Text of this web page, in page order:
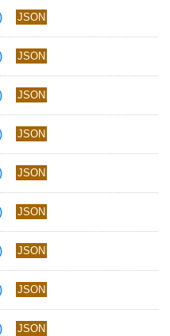
JSON
JSON
JSON
JSON
JSON
JSON
JSON
JSON
JSON